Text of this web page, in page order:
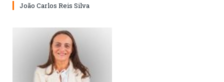
João Carlos Reis Silva